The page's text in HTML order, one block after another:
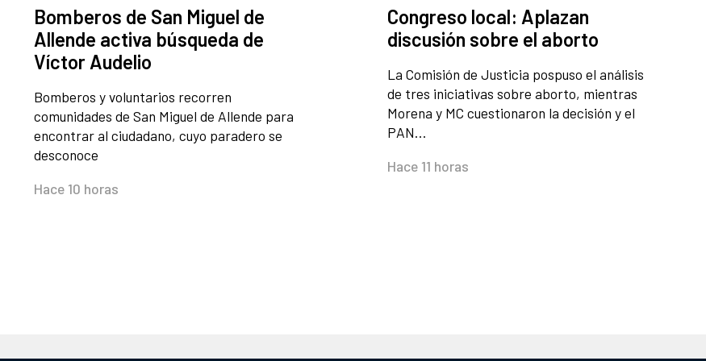
Bomberos de San Miguel de
Allende activa búsqueda de
Víctor Audelio
Bomberos y voluntarios recorren
comunidades de San Miguel de Allende para
encontrar al ciudadano, cuyo paradero se
desconoce
Hace 10 horas
Congreso local: Aplazan
discusión sobre el aborto
La Comisión de Justicia pospuso el análisis
de tres iniciativas sobre aborto, mientras
Morena y MC cuestionaron la decisión y el
PAN…
Hace 11 horas